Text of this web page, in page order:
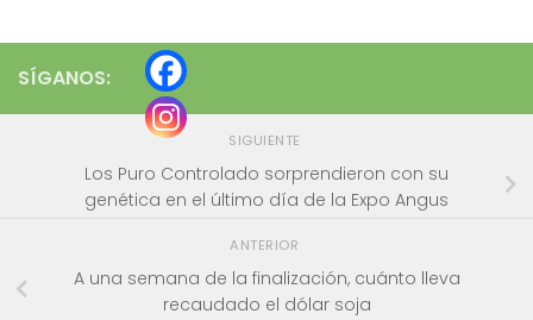
SÍGANOS:
SIGUIENTE
Los Puro Controlado sorprendieron con su
genética en el último día de la Expo Angus
ANTERIOR
A una semana de la finalización, cuánto lleva
recaudado el dólar soja